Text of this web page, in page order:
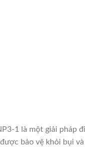
1 là một giải pháp
được bảo vệ khỏi bụi